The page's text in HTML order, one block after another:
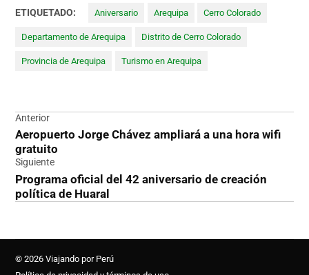
ETIQUETADO: Aniversario Arequipa Cerro Colorado
Departamento de Arequipa Distrito de Cerro Colorado
Provincia de Arequipa Turismo en Arequipa
Navegación
de
entradas
Anterior
Aeropuerto Jorge Chávez ampliará a una hora wifi
gratuito
Siguiente
Programa oficial del 42 aniversario de creación
política de Huaral
© 2026 Viajando por Perú